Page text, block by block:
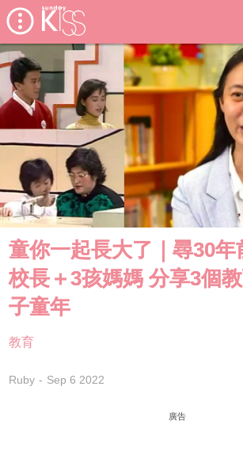
童你一起長大了｜尋30年
校長＋3孩媽媽 分享3個
子童年
教育
Ruby Sep 6 2022
廣告